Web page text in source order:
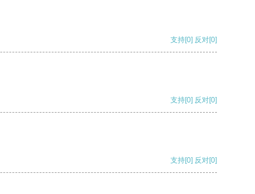
支持[0] 反对[0]
支持[0] 反对[0]
支持[0] 反对[0]